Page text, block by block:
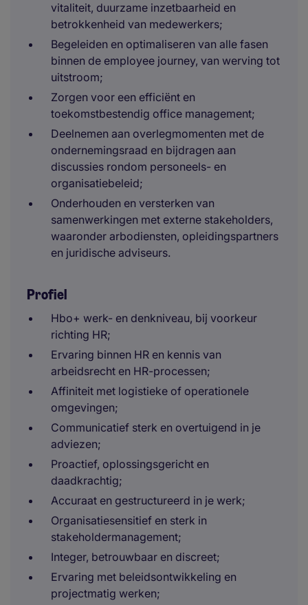
vitaliteit, duurzame inzetbaarheid en
betrokkenheid van medewerkers;
Begeleiden en optimaliseren van alle fasen
binnen de employee journey, van werving tot
uitstroom;
Zorgen voor een efficiënt en
toekomstbestendig office management;
Deelnemen aan overlegmomenten met de
ondernemingsraad en bijdragen aan
discussies rondom personeels- en
organisatiebeleid;
Onderhouden en versterken van
samenwerkingen met externe stakeholders,
waaronder arbodiensten, opleidingspartners
en juridische adviseurs.
Profiel
Hbo+ werk- en denkniveau, bij voorkeur
richting HR;
Ervaring binnen HR en kennis van
arbeidsrecht en HR-processen;
Affiniteit met logistieke of operationele
omgevingen;
Communicatief sterk en overtuigend in je
adviezen;
Proactief, oplossingsgericht en
daadkrachtig;
Accuraat en gestructureerd in je werk;
Organisatiesensitief en sterk in
stakeholdermanagement;
Integer, betrouwbaar en discreet;
Ervaring met beleidsontwikkeling en
projectmatig werken;